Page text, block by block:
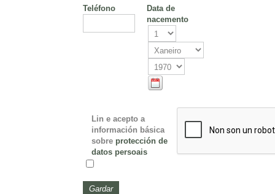
Teléfono
Data de
nacemento
Lin e acepto a
información básica
sobre protección de
datos persoais